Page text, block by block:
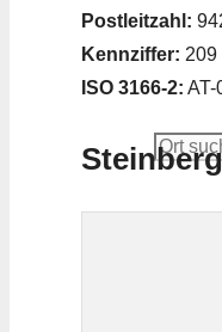
Postleitzahl:
Kennziffer: 209
ISO 3166-2: AT-